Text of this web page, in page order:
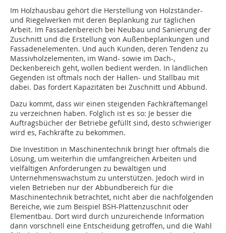
Im Holzhausbau gehört die Herstellung von Holzständer-
und Riegelwerken mit deren Beplankung zur täglichen
Arbeit. Im Fassadenbereich bei Neubau und Sanierung der
Zuschnitt und die Erstellung von Außenbeplankungen und
Fassadenelementen. Und auch Kunden, deren Tendenz zu
Massivholzelementen, im Wand- sowie im Dach-,
Deckenbereich geht, wollen bedient werden. In ländlichen
Gegenden ist oftmals noch der Hallen- und Stallbau mit
dabei. Das fordert Kapazitäten bei Zuschnitt und Abbund.
Dazu kommt, dass wir einen steigenden Fachkräftemangel
zu verzeichnen haben. Folglich ist es so: Je besser die
Auftragsbücher der Betriebe gefüllt sind, desto schwieriger
wird es, Fachkräfte zu bekommen.
Die Investition in Maschinentechnik bringt hier oftmals die
Lösung, um weiterhin die umfangreichen Arbeiten und
vielfältigen Anforderungen zu bewältigen und
Unternehmenswachstum zu unterstützen. Jedoch wird in
vielen Betrieben nur der Abbundbereich für die
Maschinentechnik betrachtet, nicht aber die nachfolgenden
Bereiche, wie zum Beispiel BSH-Plattenzuschnit oder
Elementbau. Dort wird durch unzureichende Information
dann vorschnell eine Entscheidung getroffen, und die Wahl